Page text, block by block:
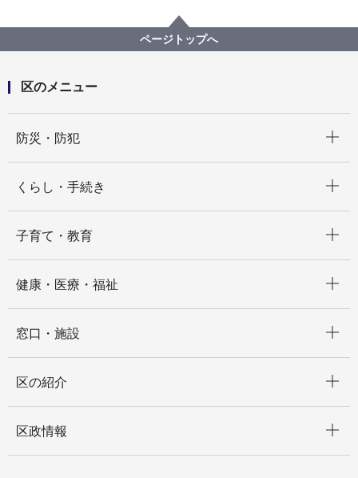
ページトップへ
区のメニュー
防災・防犯
くらし・手続き
子育て・教育
健康・医療・福祉
窓口・施設
区の紹介
区政情報